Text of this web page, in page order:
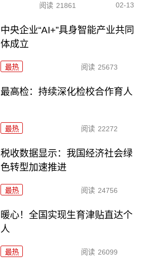
阅读 21861 02-13
中央企业“AI+”具身智能产业共同
体成立
最热 阅读 25673
最高检：持续深化检校合作育人
最热 阅读 22272
税收数据显示：我国经济社会绿
色转型加速推进
最热 阅读 24756
暖心！全国实现生育津贴直达个
人
最热 阅读 26099